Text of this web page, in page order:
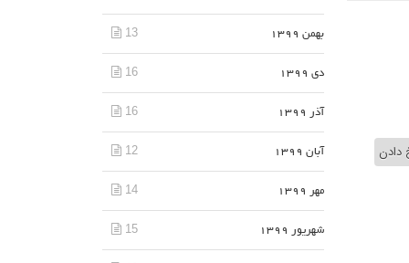
دادن
بهمن 1399 13
دی 1399 16
آذر 1399 16
آبان 1399 12
مهر 1399 14
شهریور 1399 15